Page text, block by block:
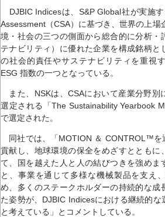
DJBIC Indicesは、S&P Global社が実施
Assessment（CSA）に基づき、世界の上場
境・社会の三つの側面から総合的に分析・
テナビリティ）に優れた企業を構成銘柄と
の社会的責任やサステナビリティを重視
ESG 指数の一つとなっている。
また、NSKは、CSAにおいて産業分野別
選定される「The Sustainability Yearbook
で選定された。
同社では、「MOTION ＆ CONTROL™を
貢献し、地球環境の保全をめざすとともに
て、国を越えた人と人の結びつきを強めま
と、事業を通じて多様な機械製品を支え
め、多くのステークホルダーの持続的な成
た姿勢が、DJBIC Indicesにおける継続的
と考えている」とコメントしている。